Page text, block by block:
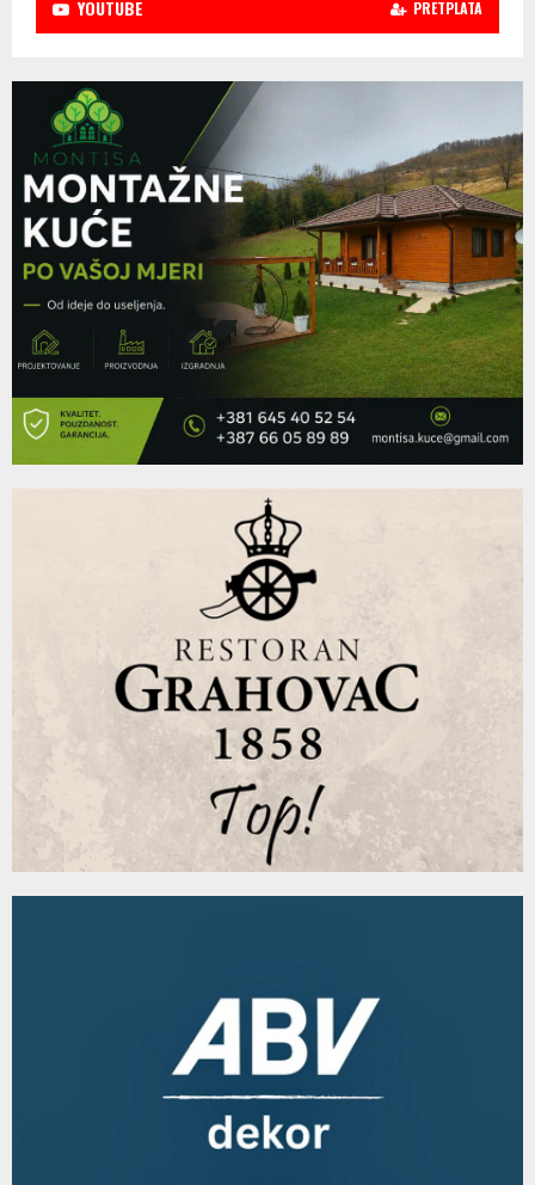
YOUTUBE PRETPLATA